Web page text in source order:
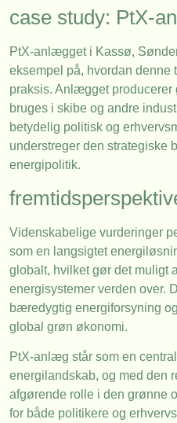
case study: PtX-
PtX-anlægget i Kassø,
eksempel på, hvordan denne
praksis. Anlægget producerer
bruges i skibe og andre
betydelig politisk og
understreger den strategiske
energipolitik.
Videnskabelige vurderinger
som en langsigtet
globalt, hvilket gør det muligt
energisystemer verden over.
bæredygtig energiforsyning
global grøn økonomi.
PtX-anlæg står som en
energilandskab, og med den
afgørende rolle i den grønne
for både politikere og